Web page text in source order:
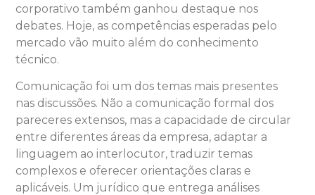
corporativo também ganhou destaque nos
debates. Hoje, as competências esperadas pelo
mercado vão muito além do conhecimento
técnico.
Comunicação foi um dos temas mais presentes
nas discussões. Não a comunicação formal dos
pareceres extensos, mas a capacidade de circular
entre diferentes áreas da empresa, adaptar a
linguagem ao interlocutor, traduzir temas
complexos e oferecer orientações claras e
aplicáveis. Um jurídico que entrega análises